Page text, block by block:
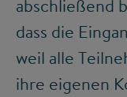
abschließend
dass die
weil alle
ihre eigenen